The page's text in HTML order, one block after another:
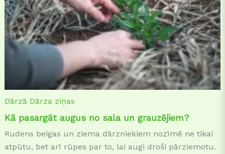
Dārzā Dārza ziņas
Kā pasargāt augus no sala un grauzējiem?
Rudens beigas un ziema dārzniekiem nozīmē ne tikai
atpūtu, bet arī rūpes par to, lai augi droši pārziemotu.